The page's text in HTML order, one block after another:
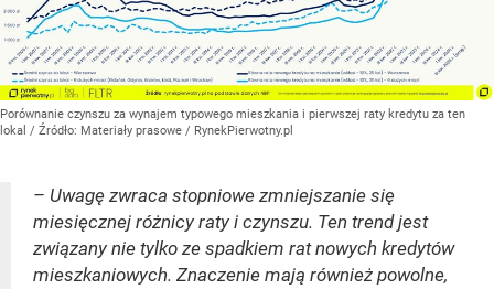
Porównanie czynszu za wynajem typowego mieszkania i pierwszej raty kredytu za ten
lokal / Źródło: Materiały prasowe / RynekPierwotny.pl
– Uwagę zwraca stopniowe zmniejszanie się
miesięcznej różnicy raty i czynszu. Ten trend jest
związany nie tylko ze spadkiem rat nowych kredytów
mieszkaniowych. Znaczenie mają również powolne,